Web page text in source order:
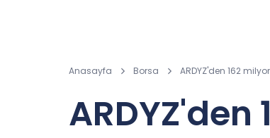
Anasayfa Borsa ARDYZ'den 162